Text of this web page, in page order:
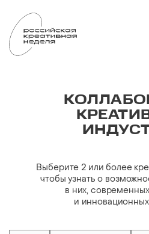
Выберите 2 или более
чтобы узнать о
в них,
и инновационных